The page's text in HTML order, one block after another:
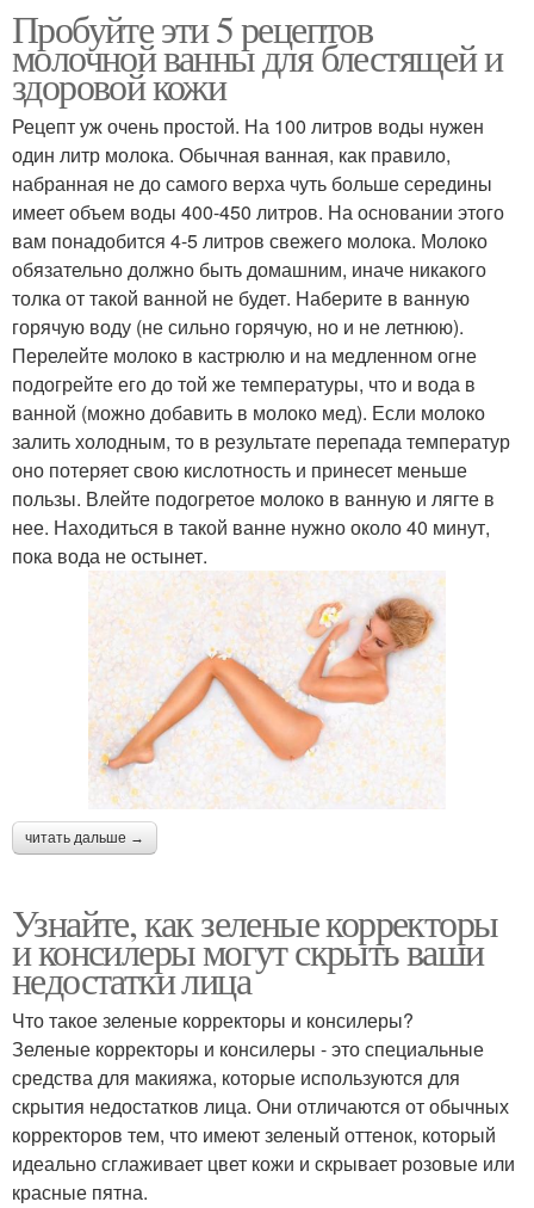
Пробуйте эти 5 рецептов
молочной ванны для блестящей и
здоровой кожи
Рецепт уж очень простой. На 100 литров воды нужен
один литр молока. Обычная ванная, как правило,
набранная не до самого верха чуть больше середины
имеет объем воды 400-450 литров. На основании этого
вам понадобится 4-5 литров свежего молока. Молоко
обязательно должно быть домашним, иначе никакого
толка от такой ванной не будет. Наберите в ванную
горячую воду (не сильно горячую, но и не летнюю).
Перелейте молоко в кастрюлю и на медленном огне
подогрейте его до той же температуры, что и вода в
ванной (можно добавить в молоко мед). Если молоко
залить холодным, то в результате перепада температур
оно потеряет свою кислотность и принесет меньше
пользы. Влейте подогретое молоко в ванную и лягте в
нее. Находиться в такой ванне нужно около 40 минут,
пока вода не остынет.
читать дальше →
Узнайте, как зеленые корректоры
и консилеры могут скрыть ваши
недостатки лица
Что такое зеленые корректоры и консилеры?
Зеленые корректоры и консилеры - это специальные
средства для макияжа, которые используются для
скрытия недостатков лица. Они отличаются от обычных
корректоров тем, что имеют зеленый оттенок, который
идеально сглаживает цвет кожи и скрывает розовые или
красные пятна.